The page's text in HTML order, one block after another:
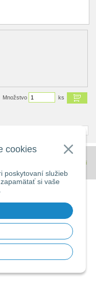
cookies
poskytovaní služieb
si vaše
Množstvo ks
spoločnosti